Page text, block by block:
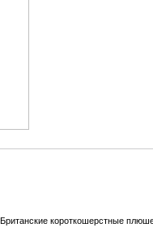
короткошерстные